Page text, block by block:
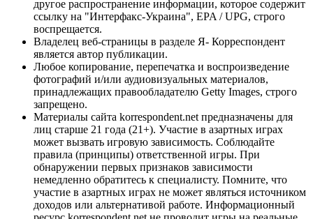
другое распространение информации, которое содержит
ссылку на "Интерфакс-Украина", EPA / UPG, строго
воспрещается.
Владелец веб-страницы в разделе Я- Корреспондент
является автор публикации.
Любое копирование, перепечатка и воспроизведение
фотографий и/или аудиовизуальных материалов,
принадлежащих правообладателю Getty Images, строго
запрещено.
Материалы сайта korrespondent.net предназначены для
лиц старше 21 года (21+). Участие в азартных играх
может вызвать игровую зависимость. Соблюдайте
правила (принципы) ответственной игры. При
обнаружении первых признаков зависимости
немедленно обратитесь к специалисту. Помните, что
участие в азартных играх не может являться источником
доходов или альтернативой работе. Информационный